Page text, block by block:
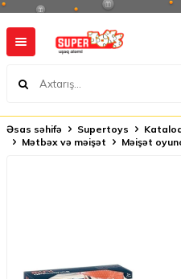
Əsas səhifə Supertoys
Mətbəx və məişət
Məişət